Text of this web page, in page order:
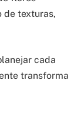
de texturas,
cada
transforma